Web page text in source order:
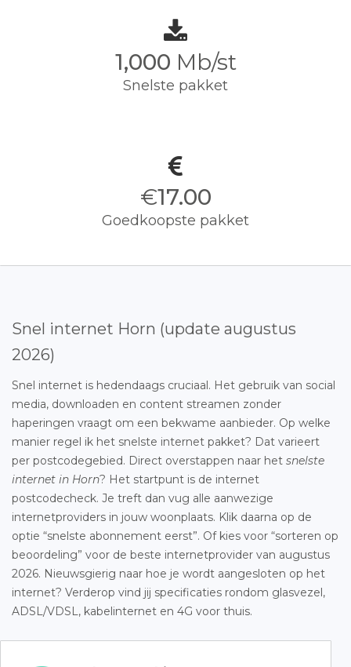
1,000 Mb/st
Snelste pakket
€17.00
Goedkoopste pakket
Snel internet Horn (update augustus
2026)
Snel internet is hedendaags cruciaal. Het gebruik van social
media, downloaden en content streamen zonder
haperingen vraagt om een bekwame aanbieder. Op welke
manier regel ik het snelste internet pakket? Dat varieert
per postcodegebied. Direct overstappen naar het snelste
internet in Horn? Het startpunt is de internet
postcodecheck. Je treft dan vug alle aanwezige
internetproviders in jouw woonplaats. Klik daarna op de
optie “snelste abonnement eerst”. Of kies voor “sorteren op
beoordeling” voor de beste internetprovider van augustus
2026. Nieuwsgierig naar hoe je wordt aangesloten op het
internet? Verderop vind jij specificaties rondom glasvezel,
ADSL/VDSL, kabelinternet en 4G voor thuis.